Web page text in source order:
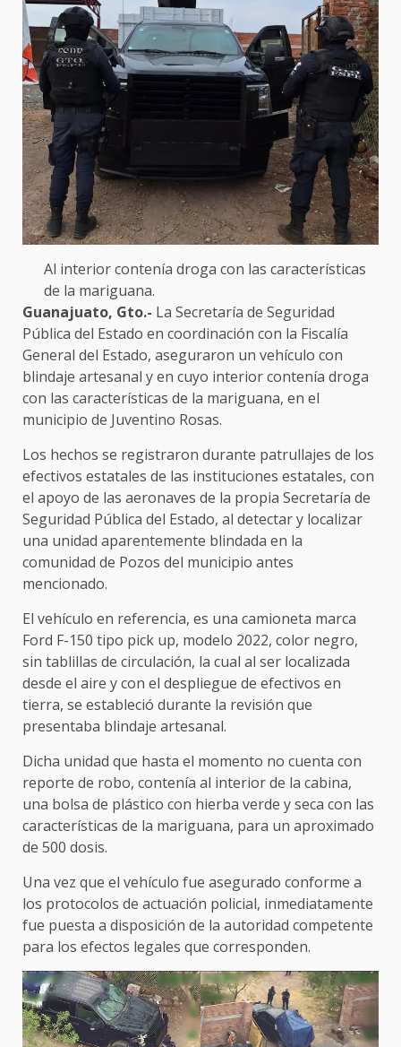
Al interior contenía droga con las características
de la mariguana.
Guanajuato, Gto.- La Secretaría de Seguridad
Pública del Estado en coordinación con la Fiscalía
General del Estado, aseguraron un vehículo con
blindaje artesanal y en cuyo interior contenía droga
con las características de la mariguana, en el
municipio de Juventino Rosas.
Los hechos se registraron durante patrullajes de los
efectivos estatales de las instituciones estatales, con
el apoyo de las aeronaves de la propia Secretaría de
Seguridad Pública del Estado, al detectar y localizar
una unidad aparentemente blindada en la
comunidad de Pozos del municipio antes
mencionado.
El vehículo en referencia, es una camioneta marca
Ford F-150 tipo pick up, modelo 2022, color negro,
sin tablillas de circulación, la cual al ser localizada
desde el aire y con el despliegue de efectivos en
tierra, se estableció durante la revisión que
presentaba blindaje artesanal.
Dicha unidad que hasta el momento no cuenta con
reporte de robo, contenía al interior de la cabina,
una bolsa de plástico con hierba verde y seca con las
características de la mariguana, para un aproximado
de 500 dosis.
Una vez que el vehículo fue asegurado conforme a
los protocolos de actuación policial, inmediatamente
fue puesta a disposición de la autoridad competente
para los efectos legales que corresponden.